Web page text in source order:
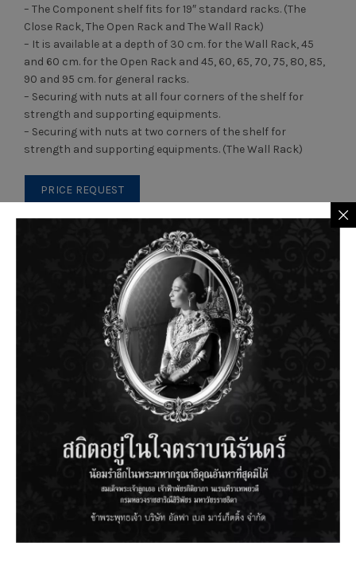
– The Component shelf fits for 19″ standard racks. (The
Close Rack, The Open Rack and The Wall Rack)
– It is available at a depth of 30 cm. for the Wall Rack, 45
and 60 cm. for the Open Rack and 45, 60, 65, 70, 75, 80, 85,
90 and 95 cm. for general racks.
– Securing with nuts at all four corners of the shelf for
strength and supporting equipments.
– Securing with nuts at two corners of the shelf for
strength and supporting equipments. (The Wall Rack)
PRICE REQUEST
Rack System , Rack Accessories
Accessories
RELATED PRODUCTS